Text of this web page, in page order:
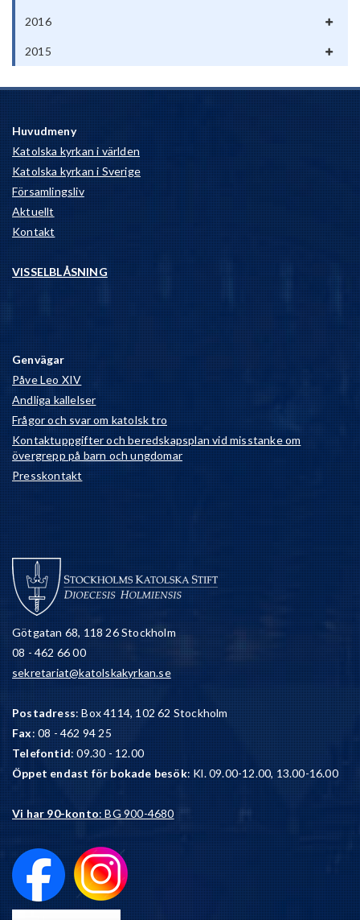
2016
2015
Huvudmeny
Katolska kyrkan i världen
Katolska kyrkan i Sverige
Församlingsliv
Aktuellt
Kontakt
VISSELBLÅSNING
Genvägar
Påve Leo XIV
Andliga kallelser
Frågor och svar om katolsk tro
Kontaktuppgifter och beredskapsplan vid misstanke om
övergrepp på barn och ungdomar
Presskontakt
Götgatan 68, 118 26 Stockholm
08 - 462 66 00
sekretariat@katolskakyrkan.se
Postadress: Box 4114, 102 62 Stockholm
Fax: 08 - 462 94 25
Telefontid: 09.30 - 12.00
Öppet endast för bokade besök: Kl. 09.00-12.00, 13.00-16.00
Vi har 90-konto: BG 900-4680